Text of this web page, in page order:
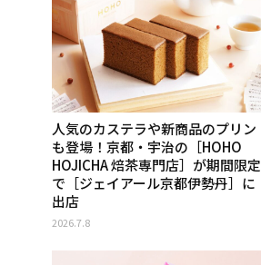
人気のカステラや新商品のプリン
も登場！京都・宇治の［HOHO
HOJICHA 焙茶専門店］が期間限定
で［ジェイアール京都伊勢丹］に
出店
2026.7.8